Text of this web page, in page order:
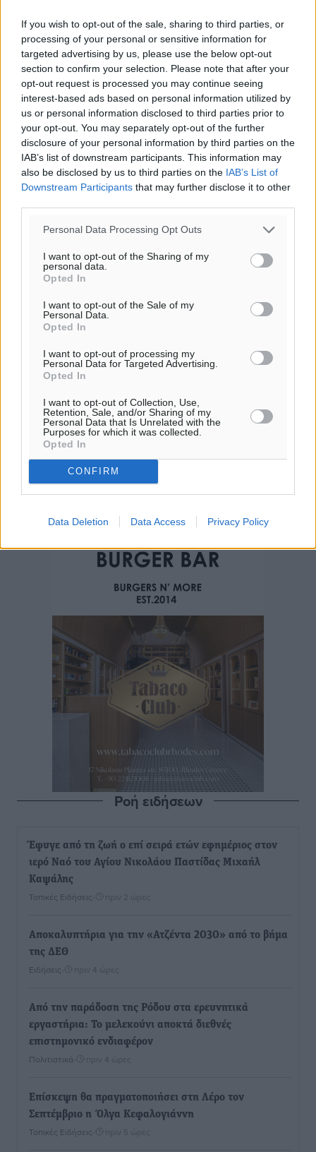
If you wish to opt-out of the sale, sharing to third parties, or
processing of your personal or sensitive information for
targeted advertising by us, please use the below opt-out
section to confirm your selection. Please note that after your
opt-out request is processed you may continue seeing
interest-based ads based on personal information utilized by
us or personal information disclosed to third parties prior to
your opt-out. You may separately opt-out of the further
disclosure of your personal information by third parties on the
IAB’s list of downstream participants. This information may
also be disclosed by us to third parties on the IAB’s List of
Downstream Participants that may further disclose it to other
Personal Data Processing Opt Outs
I want to opt-out of the Sharing of my
personal data.
Opted In
I want to opt-out of the Sale of my
Personal Data.
Opted In
I want to opt-out of processing my
Personal Data for Targeted Advertising.
Opted In
I want to opt-out of Collection, Use,
Retention, Sale, and/or Sharing of my
Personal Data that Is Unrelated with the
Purposes for which it was collected.
Opted In
CONFIRM
Data Deletion Data Access Privacy Policy
52
14 km/h
Β
30°/31°
06:19
20:05
πρόγνωση:
32°
ΔΕ
29°
ΤΡ
Ροή ειδήσεων
Έφυγε από τη ζωή ο επί σειρά ετών εφημέριος στον
ιερό Ναό του Αγίου Νικολάου Παστίδας Μιχαήλ
Καψάλης
Τοπικές Ειδήσεις πριν 2 ώρες
Αποκαλυπτήρια για την «Ατζέντα 2030» από το βήμα
της ΔΕΘ
Ειδήσεις πριν 4 ώρες
Από την παράδοση της Ρόδου στα ερευνητικά
εργαστήρια: Το μελεκούνι αποκτά διεθνές
επιστημονικό ενδιαφέρον
Πολιτιστικά πριν 4 ώρες
Επίσκεψη θα πραγματοποιήσει στη Λέρο τον
Σεπτέμβριο η Όλγα Κεφαλογιάννη
Τοπικές Ειδήσεις πριν 5 ώρες